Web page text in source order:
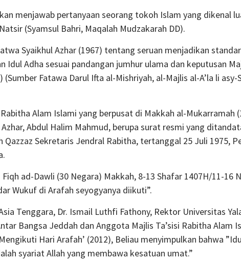
menjawab pertanyaan seorang tokoh Islam yang dikenal
(Syamsul Bahri, Maqalah Mudzakarah DD).
Syaikhul Azhar (1967) tentang seruan menjadikan
Idul Adha sesuai pandangan jumhur ulama dan keputusan
Fatawa Darul Ifta al-Mishriyah, al-Majlis al-A’la li asy-
Alam Islami yang berpusat di Makkah al-Mukarramah
Abdul Halim Mahmud, berupa surat resmi yang
Qazzaz Sekretaris Jendral Rabitha, tertanggal 25 Juli 1975,
ad-Dawli (30 Negara) Makkah, 8-13 Shafar 1407H/11-16
Wukuf di Arafah seyogyanya diikuti”.
Tenggara, Dr. Ismail Luthfi Fathony, Rektor Universitas
Bangsa Jeddah dan Anggota Majlis Ta’sisi Rabitha Alam
Hari Arafah’ (2012), Beliau menyimpulkan bahwa
syariat Allah yang membawa kesatuan umat.”